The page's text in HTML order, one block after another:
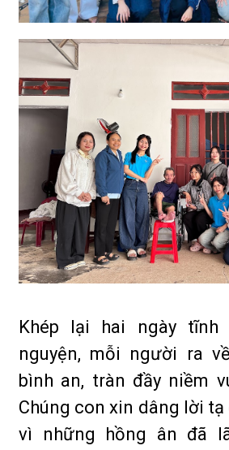
Khép lại hai ngày
nguyện, mỗi người ra
bình an, tràn đầy niềm
Chúng con xin dâng lời tạ
vì những hồng ân đã